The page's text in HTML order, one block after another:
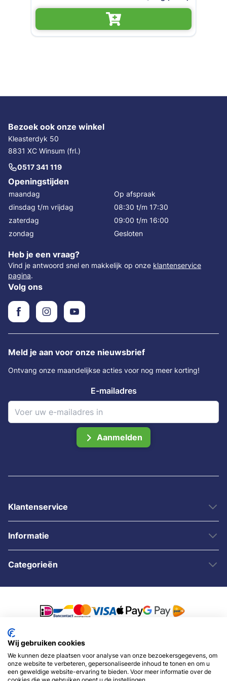
Bezoek ook onze winkel
Kleasterdyk 50
8831 XC Winsum (frl.)
0517 341 119
Openingstijden
maandag
Op afspraak
dinsdag t/m vrijdag
08:30 t/m 17:30
zaterdag
09:00 t/m 16:00
zondag
Gesloten
Heb je een vraag?
Vind je antwoord snel en makkelijk op onze klantenservice
pagina.
Volg ons
Meld je aan voor onze nieuwsbrief
Ontvang onze maandelijkse acties voor nog meer korting!
E-mailadres
Aanmelden
Klantenservice
Informatie
Categorieën
© 2007 - 2026 - Sybshop.nl
Wij gebruiken cookies
We kunnen deze plaatsen voor analyse van onze bezoekersgegevens, om
onze website te verbeteren, gepersonaliseerde inhoud te tonen en om u
een geweldige website-ervaring te bieden. Voor meer informatie over de